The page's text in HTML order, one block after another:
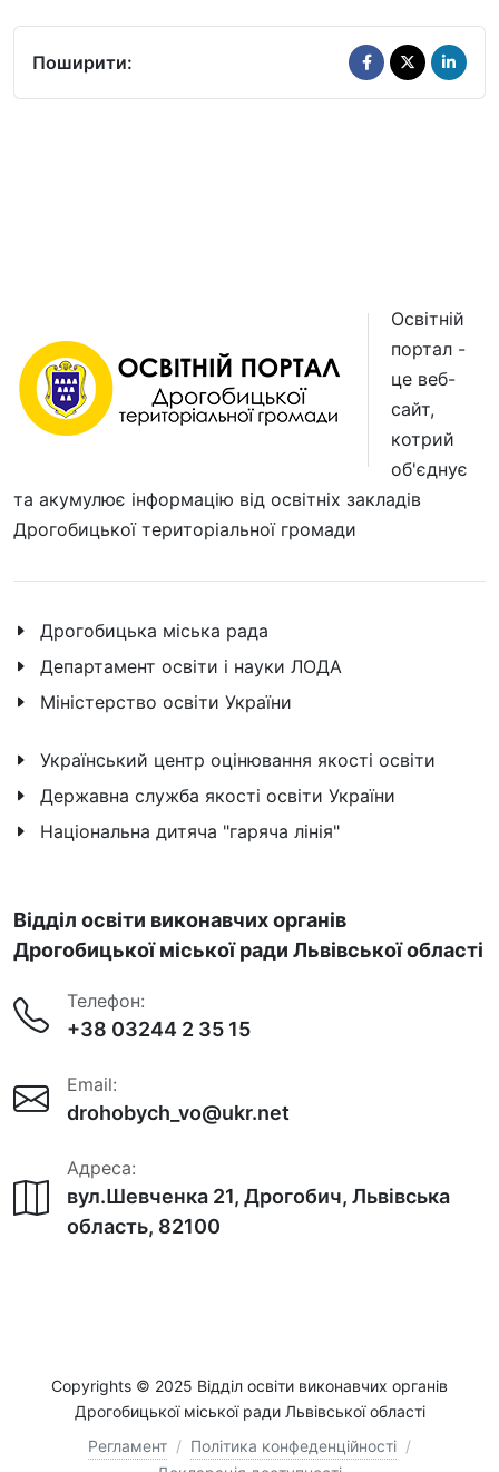
Поширити:
Освітній
портал -
це веб-
сайт,
котрий
об'єднує
та акумулює інформацію від освітніх закладів
Дрогобицької територіальної громади
Дрогобицька міська рада
Департамент освіти і науки ЛОДА
Міністерство освіти України
Український центр оцінювання якості освіти
Державна служба якості освіти України
Національна дитяча "гаряча лінія"
Відділ освіти виконавчих органів
Дрогобицької міської ради Львівської області
Телефон:
+38 03244 2 35 15
Email:
drohobych_vo@ukr.net
Адреса:
вул.Шевченка 21, Дрогобич, Львівська
область, 82100
Copyrights © 2025 Відділ освіти виконавчих органів
Дрогобицької міської ради Львівської області
Регламент / Політика конфеденційності /